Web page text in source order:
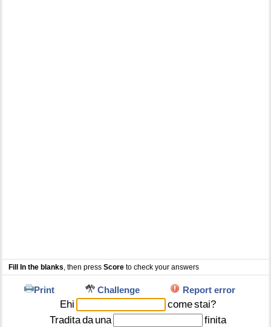
Fill In the blanks , then pressScore to check your answers
Print Challenge Report error
Ehi comestai?
Traditada una
finita